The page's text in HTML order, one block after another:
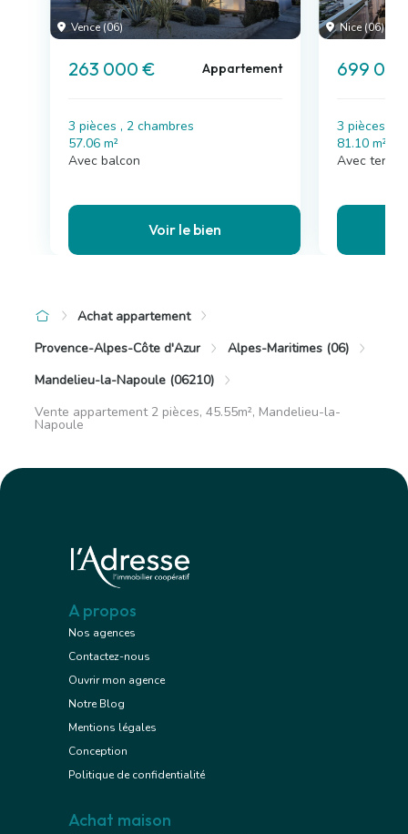
Vence (06)
263 000 € Appartement
3 pièces , 2 chambres
57.06 m²
Avec balcon
Voir le bien
Nice (06)
699
3 pièces , 2
81.10 m²
Avec
Achat appartement
Provence-Alpes-Côte d'Azur
Alpes-Maritimes (06)
Mandelieu-la-Napoule (06210)
Vente appartement 2 pièces, 45.55m², Mandelieu-la-
Napoule
A propos
Nos agences
Contactez-nous
Ouvrir mon agence
Notre Blog
Mentions légales
Conception
Politique de confidentialité
Achat maison